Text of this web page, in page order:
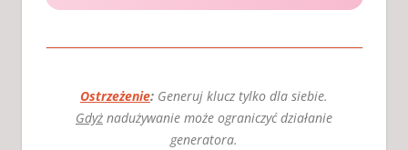
Ostrzeżenie: Generuj klucz tylko dla siebie.
Gdyż nadużywanie może ograniczyć działanie
generatora.